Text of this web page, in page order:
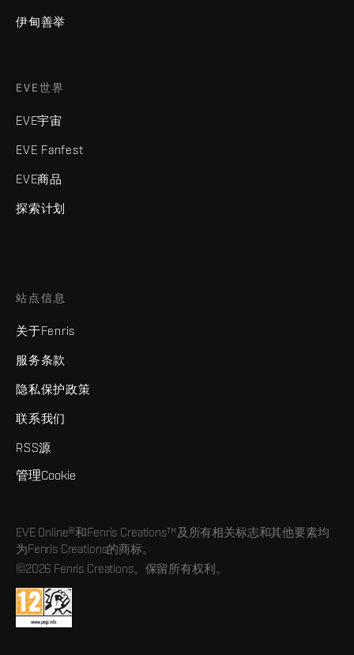
伊甸善举
EVE世界
EVE宇宙
EVE Fanfest
EVE商品
探索计划
站点信息
关于Fenris
服务条款
隐私保护政策
联系我们
RSS源
管理Cookie
EVE Online®和Fenris Creations™及所有相关标志和其他要素均
为Fenris Creations的商标。
©2026 Fenris Creations。保留所有权利。